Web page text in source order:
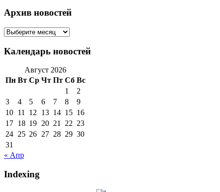
Архив новостей
Архив
Календарь новостей
Август 2026
Пн Вт Ср Чт Пт Сб Вс
1
2
3
4 5 6 7 8
9
10 11 12 13 14 15 16
17 18 19 20 21 22 23
24 25 26 27 28 29 30
31
« Апр
Indexing